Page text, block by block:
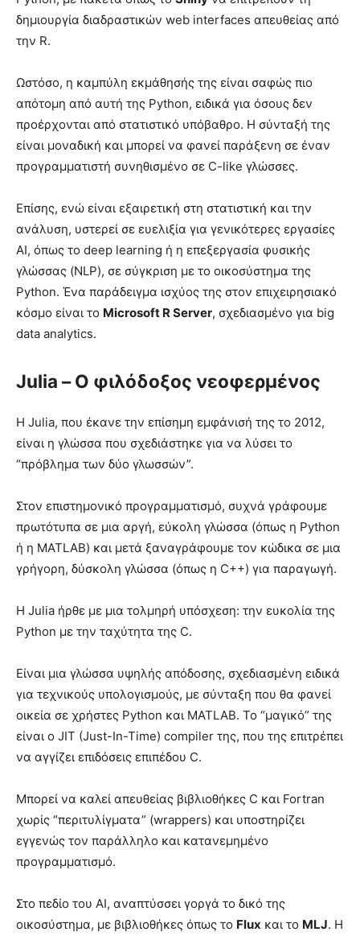
δημιουργία διαδραστικών web interfaces απευθείας από
την R.
Ωστόσο, η καμπύλη εκμάθησής της είναι σαφώς πιο
απότομη από αυτή της Python, ειδικά για όσους δεν
προέρχονται από στατιστικό υπόβαθρο. Η σύνταξή της
είναι μοναδική και μπορεί να φανεί παράξενη σε έναν
προγραμματιστή συνηθισμένο σε C-like γλώσσες.
Επίσης, ενώ είναι εξαιρετική στη στατιστική και την
ανάλυση, υστερεί σε ευελιξία για γενικότερες εργασίες
AI, όπως το deep learning ή η επεξεργασία φυσικής
γλώσσας (NLP), σε σύγκριση με το οικοσύστημα της
Python. Ένα παράδειγμα ισχύος της στον επιχειρησιακό
κόσμο είναι το Microsoft R Server, σχεδιασμένο για big
data analytics.
Julia – Ο φιλόδοξος νεοφερμένος
Η Julia, που έκανε την επίσημη εμφάνισή της το 2012,
είναι η γλώσσα που σχεδιάστηκε για να λύσει το
“πρόβλημα των δύο γλωσσών”.
Στον επιστημονικό προγραμματισμό, συχνά γράφουμε
πρωτότυπα σε μια αργή, εύκολη γλώσσα (όπως η Python
ή η MATLAB) και μετά ξαναγράφουμε τον κώδικα σε μια
γρήγορη, δύσκολη γλώσσα (όπως η C++) για παραγωγή.
Η Julia ήρθε με μια τολμηρή υπόσχεση: την ευκολία της
Python με την ταχύτητα της C.
Είναι μια γλώσσα υψηλής απόδοσης, σχεδιασμένη ειδικά
για τεχνικούς υπολογισμούς, με σύνταξη που θα φανεί
οικεία σε χρήστες Python και MATLAB. Το “μαγικό” της
είναι ο JIT (Just-In-Time) compiler της, που της επιτρέπει
να αγγίζει επιδόσεις επιπέδου C.
Μπορεί να καλεί απευθείας βιβλιοθήκες C και Fortran
χωρίς “περιτυλίγματα” (wrappers) και υποστηρίζει
εγγενώς τον παράλληλο και κατανεμημένο
προγραμματισμό.
Στο πεδίο του AI, αναπτύσσει γοργά το δικό της
οικοσύστημα, με βιβλιοθήκες όπως το Flux και το MLJ. Η